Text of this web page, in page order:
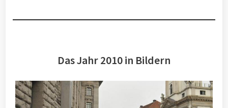
Das Jahr 2010 in Bildern